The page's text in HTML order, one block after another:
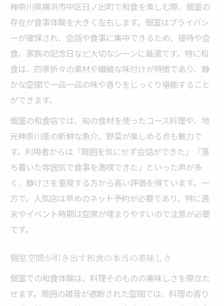
神奈川県横浜市中区日ノ出町で和食を楽しむ際、個室の
存在が食事体験を大きく左右します。個室はプライバシ
ーが確保され、会話や食事に集中できるため、接待や会
食、家族の記念日など大切なシーンに最適です。特に和
食は、四季折々の素材や繊細な味付けが特徴であり、静
かな空間で一品一品の味や香りをじっくり堪能すること
ができます。
個室の和食店では、旬の食材を使ったコース料理や、地
元神奈川産の新鮮な魚介、野菜が楽しめる点も魅力で
す。利用者からは「周囲を気にせず会話ができた」「落
ち着いた雰囲気で食事を満喫できた」といった声が多
く、静けさを重視する方から高い評価を得ています。一
方で、人気店は早めのネット予約が必要であり、特に週
末やイベント時期は空席が埋まりやすいので注意が必要
です。
個室空間が引き出す和食の本当の美味しさ
個室での和食体験は、料理そのものの美味しさを際立た
せます。周囲の雑音が遮断された空間では、料理の香り